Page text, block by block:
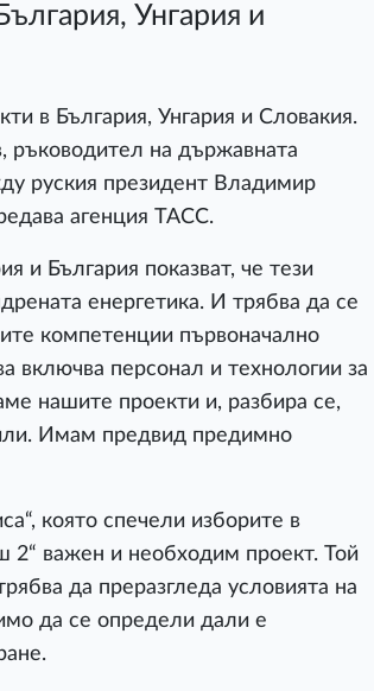
Унгария и
в България, Унгария и Словакия.
ръководител на държавната
руския президент Владимир
агенция ТАСС.
и България показват, че тези
енергетика. И трябва да се
компетенции първоначално
включва персонал и технологии за
нашите проекти и, разбира се,
Имам предвид предимно
която спечели изборите в
2“ важен и необходим проект. Той
да преразгледа условията на
да се определи дали е